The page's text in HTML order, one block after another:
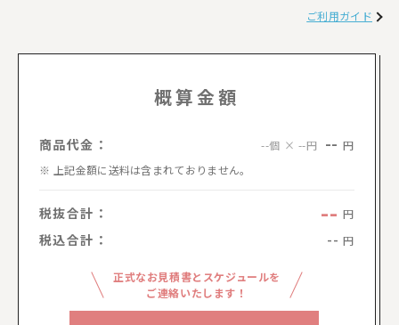
ご利用ガイド
概算金額
商品代金： --個 × --円 -- 円
上記金額に送料は含まれておりません。
税抜合計： -- 円
税込合計： -- 円
正式なお見積書とスケジュールを
ご連絡いたします！